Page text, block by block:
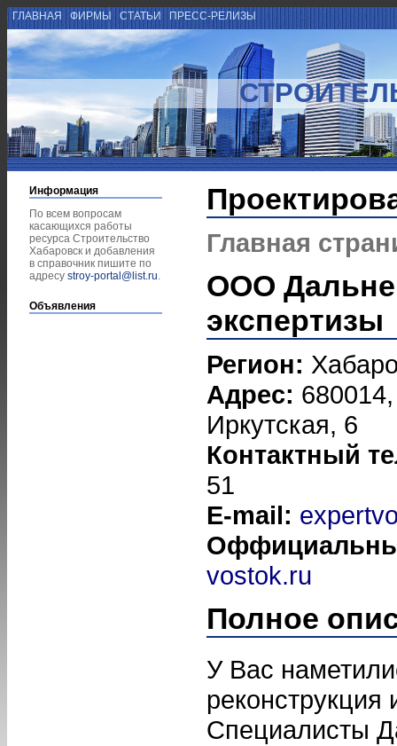
ГЛАВНАЯ ФИРМЫ СТАТЬИ ПРЕСС-РЕЛИЗЫ
Информация
По всем вопросам
касающихся работы
ресурса Строительство
Хабаровск и добавления
в справочник пишите по
адресу stroy-portal@list.ru.
Объявления
Главная
ООО
экспертизы
Регион:
Адрес:
Иркутская, 6
Контактный
51
E-mail:
vostok.ru
Полное
У Вас
реконструкция
Специалисты